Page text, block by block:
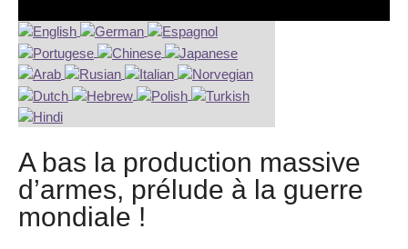
A bas la production massive
d’armes, prélude à la guerre
mondiale !